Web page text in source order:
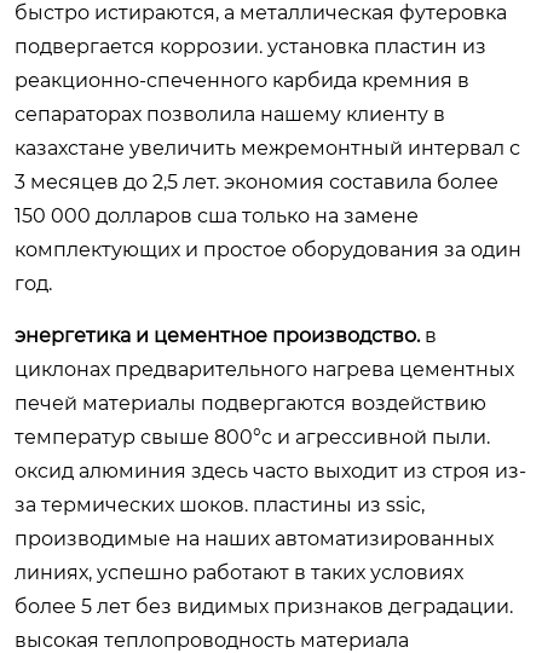
быстро истираются, а металлическая футеровка
подвергается коррозии. установка пластин из
реакционно-спеченного карбида кремния в
сепараторах позволила нашему клиенту в
казахстане увеличить межремонтный интервал с
3 месяцев до 2,5 лет. экономия составила более
150 000 долларов сша только на замене
комплектующих и простое оборудования за один
год.
энергетика и цементное производство.в
циклонах предварительного нагрева цементных
печей материалы подвергаются воздействию
температур свыше 800°c и агрессивной пыли.
оксид алюминия здесь часто выходит из строя из-
за термических шоков. пластины из ssic,
производимые на наших автоматизированных
линиях, успешно работают в таких условиях
более 5 лет без видимых признаков деградации.
высокая теплопроводность материала